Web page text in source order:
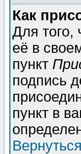
Как
Для того,
её в
пункт
подпись
пункт в